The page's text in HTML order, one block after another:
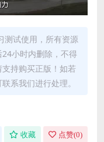
测试使用，所有资源
小时内删除，不得
持购买正版！如若
系我们进行处理。
收藏 点赞(0)